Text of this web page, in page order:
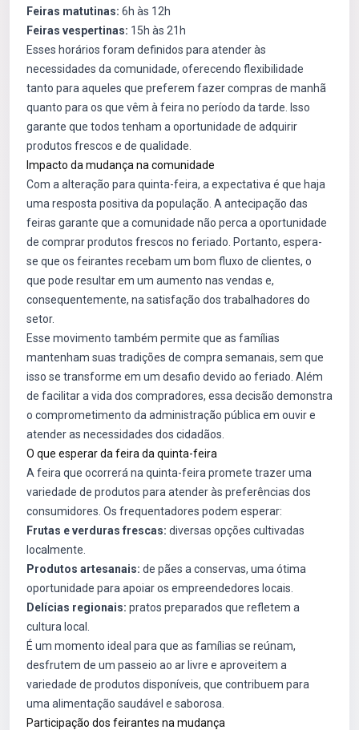
Feiras matutinas: 6h às 12h
Feiras vespertinas: 15h às 21h
Esses horários foram definidos para atender às
necessidades da comunidade, oferecendo flexibilidade
tanto para aqueles que preferem fazer compras de manhã
quanto para os que vêm à feira no período da tarde. Isso
garante que todos tenham a oportunidade de adquirir
produtos frescos e de qualidade.
Impacto da mudança na comunidade
Com a alteração para quinta-feira, a expectativa é que haja
uma resposta positiva da população. A antecipação das
feiras garante que a comunidade não perca a oportunidade
de comprar produtos frescos no feriado. Portanto, espera-
se que os feirantes recebam um bom fluxo de clientes, o
que pode resultar em um aumento nas vendas e,
consequentemente, na satisfação dos trabalhadores do
setor.
Esse movimento também permite que as famílias
mantenham suas tradições de compra semanais, sem que
isso se transforme em um desafio devido ao feriado. Além
de facilitar a vida dos compradores, essa decisão demonstra
o comprometimento da administração pública em ouvir e
atender as necessidades dos cidadãos.
O que esperar da feira da quinta-feira
A feira que ocorrerá na quinta-feira promete trazer uma
variedade de produtos para atender às preferências dos
consumidores. Os frequentadores podem esperar:
Frutas e verduras frescas: diversas opções cultivadas
localmente.
Produtos artesanais: de pães a conservas, uma ótima
oportunidade para apoiar os empreendedores locais.
Delícias regionais: pratos preparados que refletem a
cultura local.
É um momento ideal para que as famílias se reúnam,
desfrutem de um passeio ao ar livre e aproveitem a
variedade de produtos disponíveis, que contribuem para
uma alimentação saudável e saborosa.
Participação dos feirantes na mudança